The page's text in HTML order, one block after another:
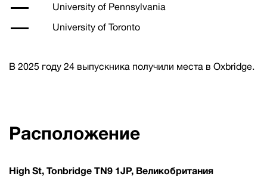
University of Pennsylvania
University of Toronto
В 2025 году 24 выпускника получили места в Oxbridge.
Расположение
High St, Tonbridge TN9 1JP, Великобритания